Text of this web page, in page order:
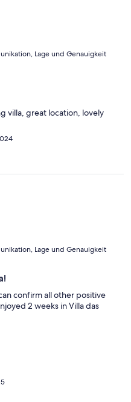
Lage und Genauigkeit
villa, great location, lovely
Lage und Genauigkeit
confirm all other positive
2 weeks in Villa das